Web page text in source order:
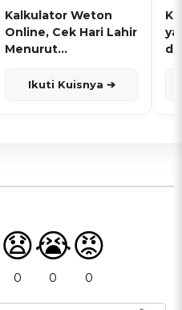
Kalkulator Weton
Online, Cek Hari Lahir
Menurut
Ikuti Kuisnya ➔
😧
0
😭
0
😡
0